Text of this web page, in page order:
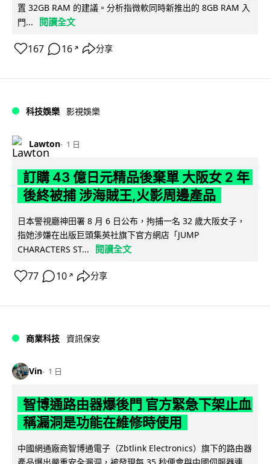
置 32GB RAM 的建議。分析指微軟同時新推出的 8GB RAM 入
門...
閱讀全文
167 16 ↗ 分享
科技娛樂 影視娛樂
Lawton 1 日
訂購 43 億日元精品後棄單 大阪女 2 年
後終被捕 涉海賊王,火影周邊產品
日本警視廳神田署 8 月 6 日公布，拘捕一名 32 歲大阪女子，
指她涉嫌在出版巨頭集英社旗下官方網店「JUMP
CHARACTERS ST...
閱讀全文
77 10 ↗ 分享
商業科技 資訊保安
Vin 1 日
智博通路由器爆後門 官方緊急下架止血
稱漏洞是功能在維修時使用
中國網通廠商智博通電子（Zbtlink Electronics）旗下的路由器